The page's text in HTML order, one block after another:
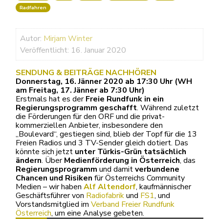
Radfahren
Autor: Mirjam Winter
Veröffentlicht: 16. Januar 2020
SENDUNG & BEITRÄGE NACHHÖREN
Donnerstag, 16. Jänner2020 ab 17:30 Uhr (WH
am Freitag, 17.Jännerab 7:30 Uhr)
Erstmals hat es derFreie Rundfunk in ein
Regierungsprogramm geschafft. Während zuletzt
die Förderungen für den ORF und die privat-
kommerziellen Anbieter, insbesondere den
„Boulevard“, gestiegen sind, blieb der Topf für die 13
Freien Radios und 3 TV-Sender gleich dotiert. Das
könnte sich jetzt unter Türkis-Grün tatsächlich
ändern. ÜberMedienförderung in Österreich, das
Regierungsprogramm und damitverbundene
Chancen und Risiken für Österreichs Community
Medien – wir haben Alf Altendorf, kaufmännischer
Geschäftsführer von Radiofabrikund FS1, und
Vorstandsmitglied im Verband Freier Rundfunk
Österreich, um eine Analyse gebeten.